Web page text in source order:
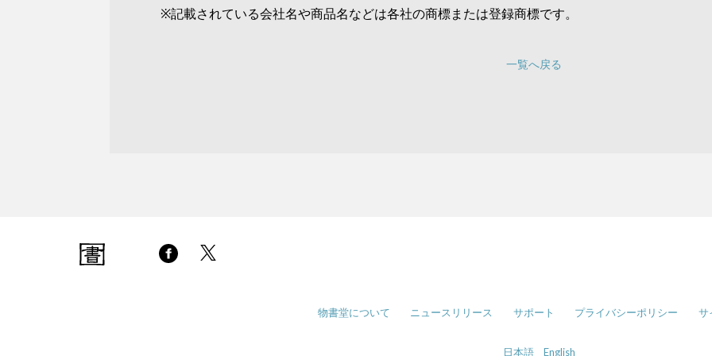
※記載されている会社名や商品名などは各社の商標または登録商標です。
一覧へ戻る
物書堂について ニュースリリース サポート プライバシーポリシー サ
日本語 English